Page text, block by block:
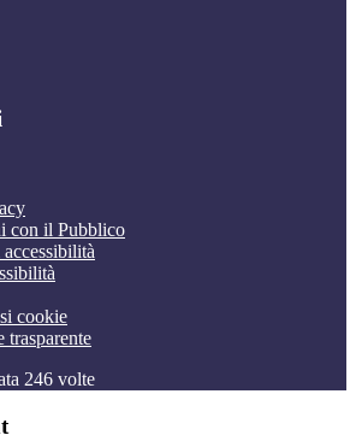
con il Pubblico
cookie
trasparente
246 volte